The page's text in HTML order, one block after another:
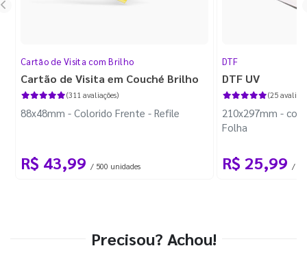
Cartão de Visita com Brilho
Cartão de Visita em Couché Brilho
(311 avaliações)
88x48mm - Colorido Frente - Refile
R$ 43,99 / 500 unidades
DTF
DTF UV
(25
210x297mm -
Folha
R$ 25,99 / 1
Precisou? Achou!